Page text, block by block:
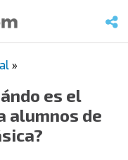
»
es el
alumnos de